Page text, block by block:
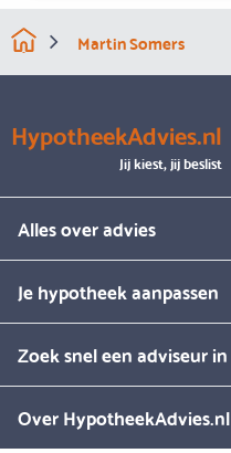
Martin Somers
HypotheekAdvies.nl
Jij kiest, jij beslist
Alles over advies
Je hypotheek aanpassen
Zoek snel een adviseur in
Over HypotheekAdvies.nl